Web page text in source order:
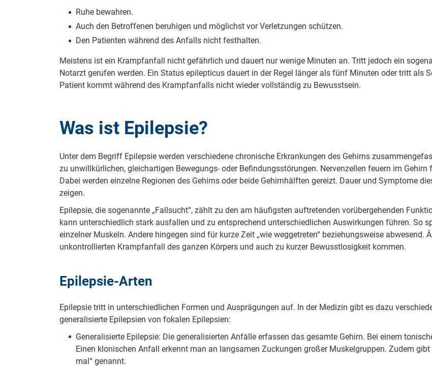
Ruhe bewahren.
Auch den Betroffenen beruhigen und möglichst vor Verletzungen schützen.
Den Patienten während des Anfalls nicht festhalten.
Meistens ist ein Krampfanfall nicht gefährlich und dauert nur wenige Minuten an. Tritt jedoch ein
Notarzt gerufen werden. Ein Status epilepticus dauert in der Regel länger als fünf Minuten oder tritt als
Patient kommt während des Krampfanfalls nicht wieder vollständig zu Bewusstsein.
Was ist Epilepsie?
Unter dem Begriff Epilepsie werden verschiedene chronische Erkrankungen des Gehirns
zu unwillkürlichen, gleichartigen Bewegungs- oder Befindungsstörungen. Nervenzellen feuern im
Dabei werden einzelne Regionen des Gehirns oder beide Gehirnhälften gereizt. Dauer und Symptome
zeigen.
Epilepsie, die sogenannte „Fallsucht“, zählt zu den am häufigsten auftretenden vorübergehenden
kann unterschiedlich stark ausfallen und zu entsprechend unterschiedlichen Auswirkungen führen. So
einzelner Muskeln. Andere hingegen sind für kurze Zeit „wie weggetreten“ beziehungsweise abwesend.
unkontrollierten Krampfanfall des ganzen Körpers und auch zu kurzer Bewusstlosigkeit kommen.
Epilepsie-Arten
Epilepsie tritt in unterschiedlichen Formen und Ausprägungen auf. In der Medizin gibt es dazu
generalisierte Epilepsien von fokalen Epilepsien:
Generalisierte Epilepsie: Die generalisierten Anfälle erfassen das gesamte Gehirn. Bei einem
Einen klonischen Anfall erkennt man an langsamen Zuckungen großer Muskelgruppen. Zudem
mal“ genannt.